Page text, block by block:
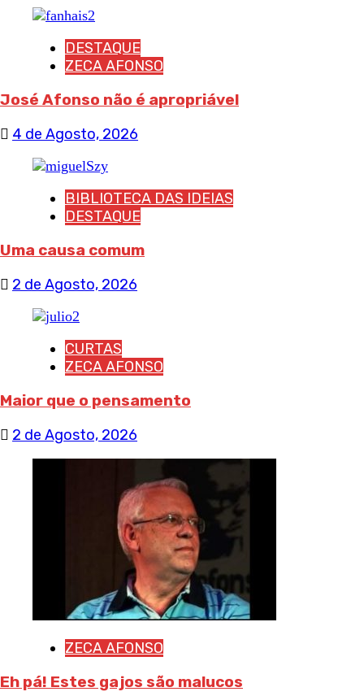
DESTAQUE
ZECA AFONSO
José Afonso não é apropriável
4 de Agosto, 2026
BIBLIOTECA DAS IDEIAS
DESTAQUE
Uma causa comum
2 de Agosto, 2026
CURTAS
ZECA AFONSO
Maior que o pensamento
2 de Agosto, 2026
ZECA AFONSO
Eh pá! Estes gajos são malucos